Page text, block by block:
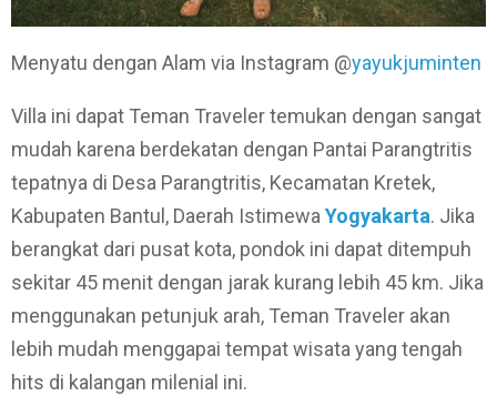
Menyatu dengan Alam via Instagram @yayukjuminten
Villa ini dapat Teman Traveler temukan dengan sangat
mudah karena berdekatan dengan Pantai Parangtritis
tepatnya di Desa Parangtritis, Kecamatan Kretek,
Kabupaten Bantul, Daerah Istimewa Yogyakarta. Jika
berangkat dari pusat kota, pondok ini dapat ditempuh
sekitar 45 menit dengan jarak kurang lebih 45 km. Jika
menggunakan petunjuk arah, Teman Traveler akan
lebih mudah menggapai tempat wisata yang tengah
hits di kalangan milenial ini.